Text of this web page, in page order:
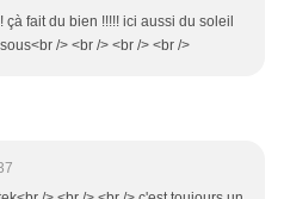
çà fait du bien !!!!! ici aussi du soleil
/> <br /> <br /> <br />